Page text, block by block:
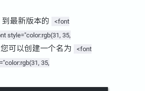
到最新版本的
<font
style="color:rgb(31, 35,
可以创建一个名为
<font
35,